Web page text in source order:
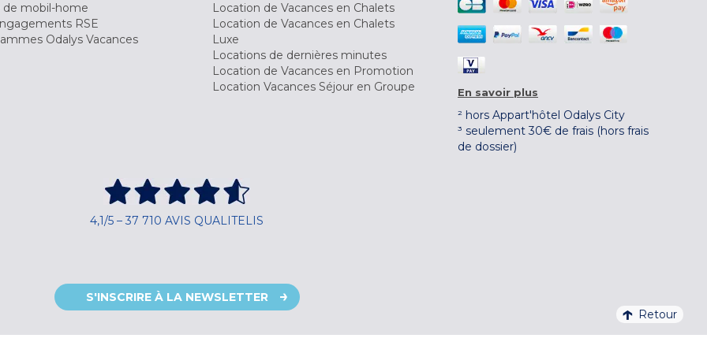
de mobil-home
RSE
Odalys Vacances
Location de Vacances en Chalets
Location de Vacances en Chalets
Luxe
Locations de dernières minutes
Location de Vacances en Promotion
Location Vacances Séjour en Groupe
En savoir plus
² hors Appart'hôtel Odalys City
³ seulement 30€ de frais (hors frais
de dossier)
4,1/5 – 37 710 AVIS QUALITELIS
S'INSCRIRE À LA NEWSLETTER
Retour